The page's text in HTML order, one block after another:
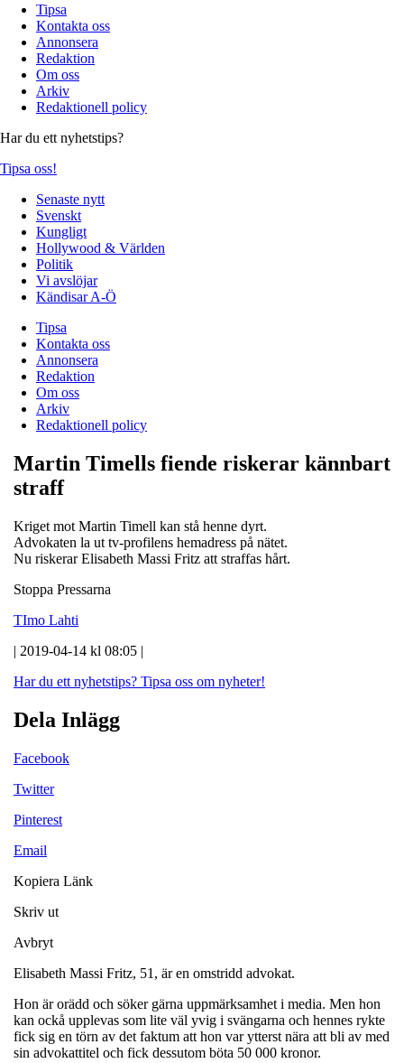
Tipsa
Kontakta oss
Annonsera
Redaktion
Om oss
Arkiv
Redaktionell policy
Har du ett nyhetstips?
Tipsa oss!
Senaste nytt
Svenskt
Kungligt
Hollywood & Världen
Politik
Vi avslöjar
Kändisar A-Ö
Tipsa
Kontakta oss
Annonsera
Redaktion
Om oss
Arkiv
Redaktionell policy
Martin Timells fiende riskerar kännbart
straff
Kriget mot Martin Timell kan stå henne dyrt.
Advokaten la ut tv-profilens hemadress på nätet.
Nu riskerar Elisabeth Massi Fritz att straffas hårt.
Stoppa Pressarna
TImo Lahti
| 2019-04-14 kl 08:05 |
Har du ett nyhetstips? Tipsa oss om nyheter!
Dela Inlägg
Facebook
Twitter
Pinterest
Email
Kopiera Länk
Skriv ut
Avbryt
Elisabeth Massi Fritz, 51, är en omstridd advokat.
Hon är orädd och söker gärna uppmärksamhet i media. Men hon
kan ockå upplevas som lite väl yvig i svängarna och hennes rykte
fick sig en törn av det faktum att hon var ytterst nära att bli av med
sin advokattitel och fick dessutom böta 50 000 kronor.